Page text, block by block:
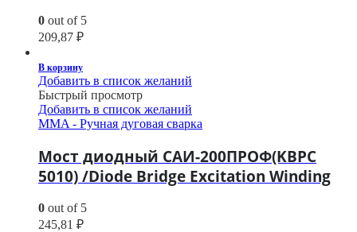
0 out of 5
209,87 ₽
В корзину
Добавить в список желаний
Быстрый просмотр
Добавить в список желаний
MMA - Ручная дуговая сварка
Мост диодный САИ-200ПРОФ(KBPC
5010) /Diode Bridge Excitation Winding
0 out of 5
245,81 ₽